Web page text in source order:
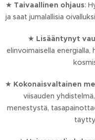
★ Taivaallinen ohjaus:
ja saat jumalallisia
★ Lisääntynyt
elinvoimaisella
★ Kokonaisvaltainen
viisauden
menestystä,